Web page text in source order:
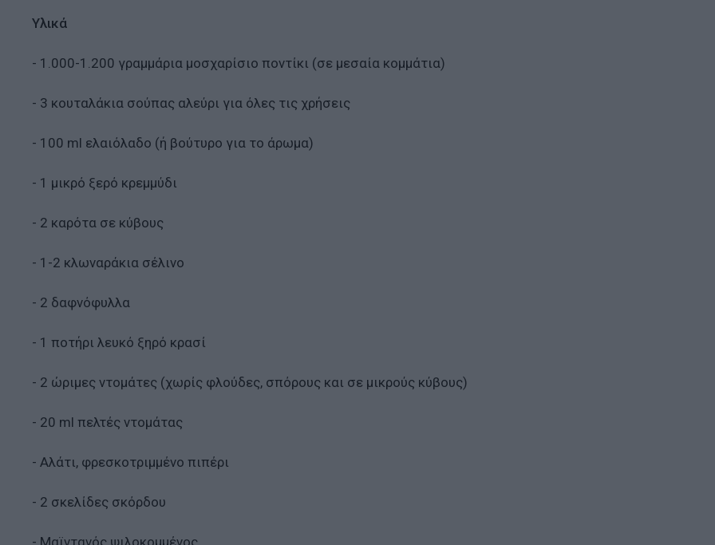
Υλικά
- 1.000-1.200 γραμμάρια μοσχαρίσιο ποντίκι (σε μεσαία κομμάτια)
- 3 κουταλάκια σούπας αλεύρι για όλες τις χρήσεις
- 100 ml ελαιόλαδο (ή βούτυρο για το άρωμα)
- 1 μικρό ξερό κρεμμύδι
- 2 καρότα σε κύβους
- 1-2 κλωναράκια σέλινο
- 2 δαφνόφυλλα
- 1 ποτήρι λευκό ξηρό κρασί
- 2 ώριμες ντομάτες (χωρίς φλούδες, σπόρους και σε μικρούς κύβους)
- 20 ml πελτές ντομάτας
- Αλάτι, φρεσκοτριμμένο πιπέρι
- 2 σκελίδες σκόρδου
- Μαϊντανός ψιλοκομμένος